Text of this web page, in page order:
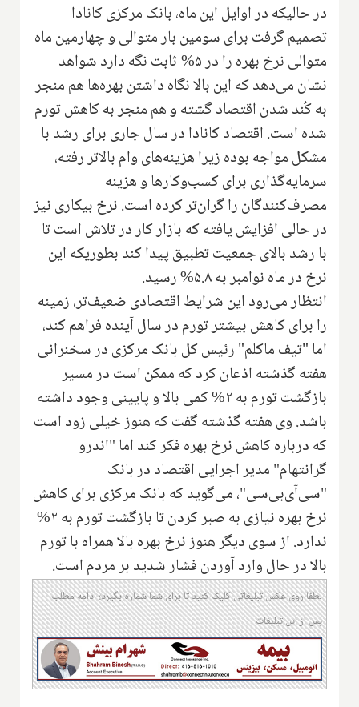
در حالیکه در اوایل این ماه، بانک مرکزی کانادا
تصمیم گرفت برای سومین بار متوالی و چهارمین ماه
متوالی نرخ بهره را در ۵% ثابت نگه دارد شواهد
نشان می‌دهد که این بالا نگاه داشتن بهره‌ها هم منجر
به کُند شدن اقتصاد گشته و هم منجر به کاهش تورم
شده است. اقتصاد کانادا در سال جاری برای رشد با
مشکل مواجه بوده زیرا هزینه‌های وام بالاتر رفته،
سرمایه‌گذاری برای کسب‌وکارها و هزینه
مصرف‌کنندگان را گران‌تر کرده است. نرخ بیکاری نیز
در حالی افزایش یافته که بازار کار در تلاش است تا
با رشد بالای جمعیت تطبیق پیدا کند بطوریکه این
نرخ در ماه نوامبر به ۵.۸% رسید.
انتظار می‌رود این شرایط اقتصادی ضعیف‌تر، زمینه
را برای کاهش بیشتر تورم در سال آینده فراهم کند،
اما "تیف ماکلم" رئیس کل بانک مرکزی در سخنرانی
هفته گذشته اذعان کرد که ممکن است در مسیر
بازگشت تورم به ۲% کمی بالا و پایینی وجود داشته
باشد. وی هفته گذشته گفت که هنوز خیلی زود است
که درباره کاهش نرخ بهره فکر کند اما "اندرو
گرانتهام" مدیر اجرایی اقتصاد در بانک
"سی‌آی‌بی‌سی"، می‌گوید که بانک مرکزی برای کاهش
نرخ بهره نیازی به صبر کردن تا بازگشت تورم به ۲%
ندارد. از سوی دیگر هنوز نرخ بهره بالا همراه با تورم
بالا در حال وارد آوردن فشار شدید بر مردم است.
لطفا روی عکس تبلیغاتی کلیک کنید تا برای شما شماره بگیرد؛ ادامه مطلب
پس از این تبلیغات